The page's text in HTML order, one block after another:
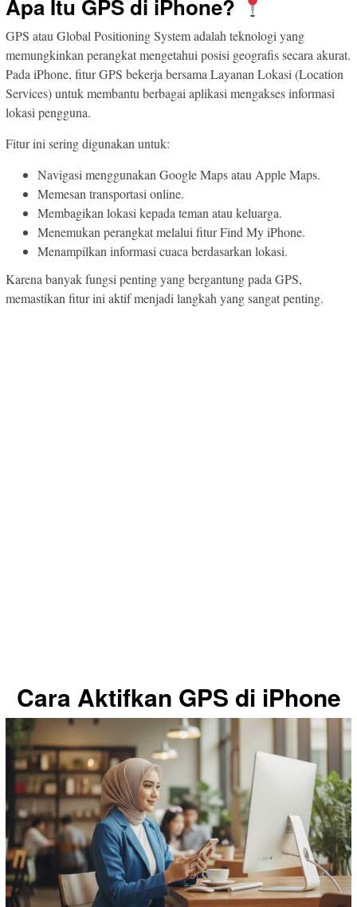
Apa Itu GPS di iPhone?
GPS atau Global Positioning System adalah teknologi yang
memungkinkan perangkat mengetahui posisi geografis secara akurat.
Pada iPhone, fitur GPS bekerja bersama Layanan Lokasi (Location
Services) untuk membantu berbagai aplikasi mengakses informasi
lokasi pengguna.
Fitur ini sering digunakan untuk:
Navigasi menggunakan Google Maps atau Apple Maps.
Memesan transportasi online.
Membagikan lokasi kepada teman atau keluarga.
Menemukan perangkat melalui fitur Find My iPhone.
Menampilkan informasi cuaca berdasarkan lokasi.
Karena banyak fungsi penting yang bergantung pada GPS,
memastikan fitur ini aktif menjadi langkah yang sangat penting.
Cara Aktifkan GPS di iPhone